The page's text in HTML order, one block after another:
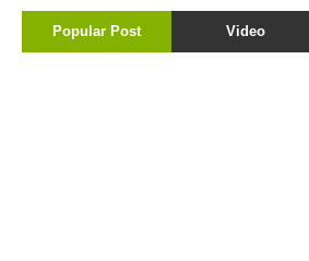
Popular Post Video